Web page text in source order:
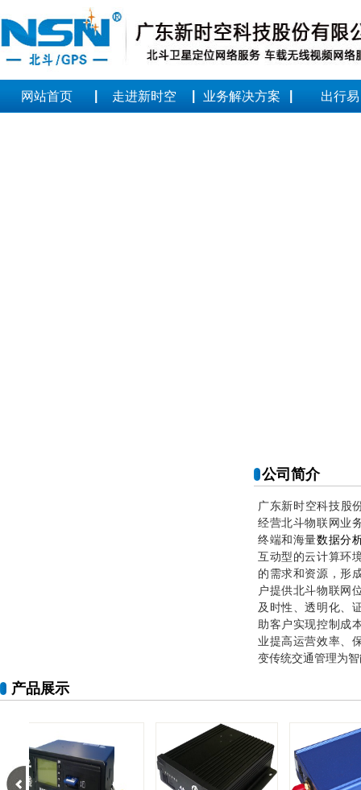
网站首页 走进新时空 业务解决方案 出行易
公司简介
广东新时空科技股
经营北斗物联网业
终端和海量数据分
互动型的云计算环
的需求和资源，形
户提供北斗物联网
及时性、透明化、
助客户实现控制成
业提高运营效率、
变传统交通管理为
产品展示